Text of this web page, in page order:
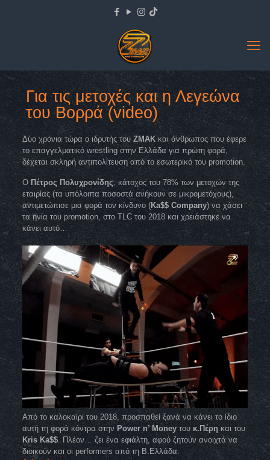
Για τις μετοχές και η Λεγεώνα
του Βορρά (video)
Δύο χρόνια τώρα ο ιδρυτής τουZMAKκαι άνθρωπος που έφερε
το επαγγελματικό wrestling στην Ελλάδα για πρώτη φορά,
δέχεται σκληρή αντιπολίτευση από το εσωτερικό του promotion.
Ο Πέτρος Πολυχρονίδης, κάτοχος του 78% των μετοχών της
εταιρίας (τα υπόλοιπα ποσοστά ανήκουν σε μικρομετόχους),
αντιμετώπισε μια φορά τον κίνδυνο (Ka$$ Company) να χάσει
τα ηνία του promotion, στο TLC του 2018 και χρειάστηκε να
κάνει αυτό…
Aπό το καλοκαίρι του 2018, προσπαθεί ξανά να κάνει το ίδιο
αυτή τη φορά κόντρα στην Power n’ Moneyτου κ.Πέρηκαι του
Kris Ka$$. Πλέον… ζει ένα εφιάλτη, αφού ζητούν ανοιχτά να
διοικούν και οι performers από τη Β.Ελλάδα.